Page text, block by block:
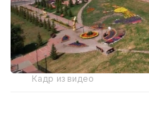
Кадр из видео